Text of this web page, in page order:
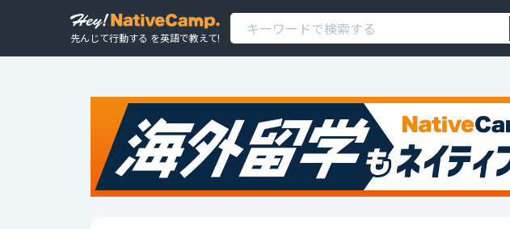
先んじて行動する を英語で教えて!